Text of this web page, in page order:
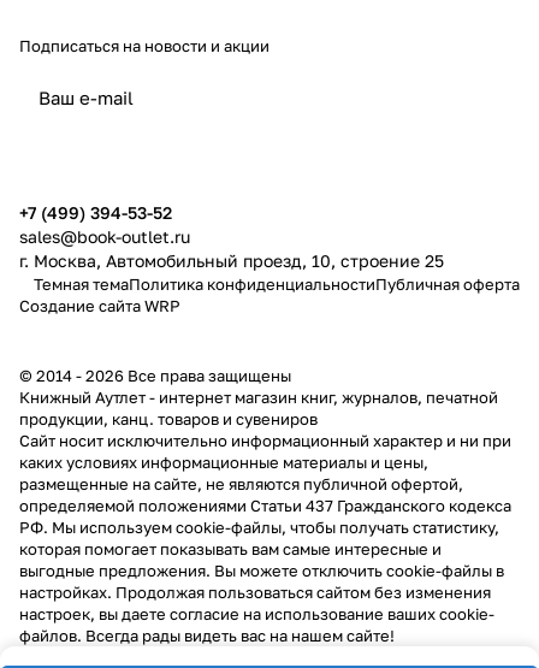
Подписаться на новости и акции
+7 (499) 394-53-52
sales@book-outlet.ru
г. Москва, Автомобильный проезд, 10, строение 25
Темная темаПолитика конфиденциальностиПубличная оферта
Создание сайтаWRP
© 2014 - 2026 Все права защищены
Книжный Аутлет - интернет магазин книг, журналов, печатной
продукции, канц. товаров и сувениров
Cайт носит исключительно информационный характер и ни при
каких условиях информационные материалы и цены,
размещенные на сайте, не являются публичной офертой,
определяемой положениями Статьи 437 Гражданского кодекса
РФ. Мы используем cookie-файлы, чтобы получать статистику,
которая помогает показывать вам самые интересные и
выгодные предложения. Вы можете отключить cookie-файлы в
настройках. Продолжая пользоваться сайтом без изменения
настроек, вы даете согласие на использование ваших cookie-
файлов. Всегда рады видеть вас на нашем сайте!